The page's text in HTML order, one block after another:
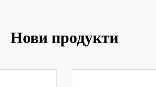
Нови продукти